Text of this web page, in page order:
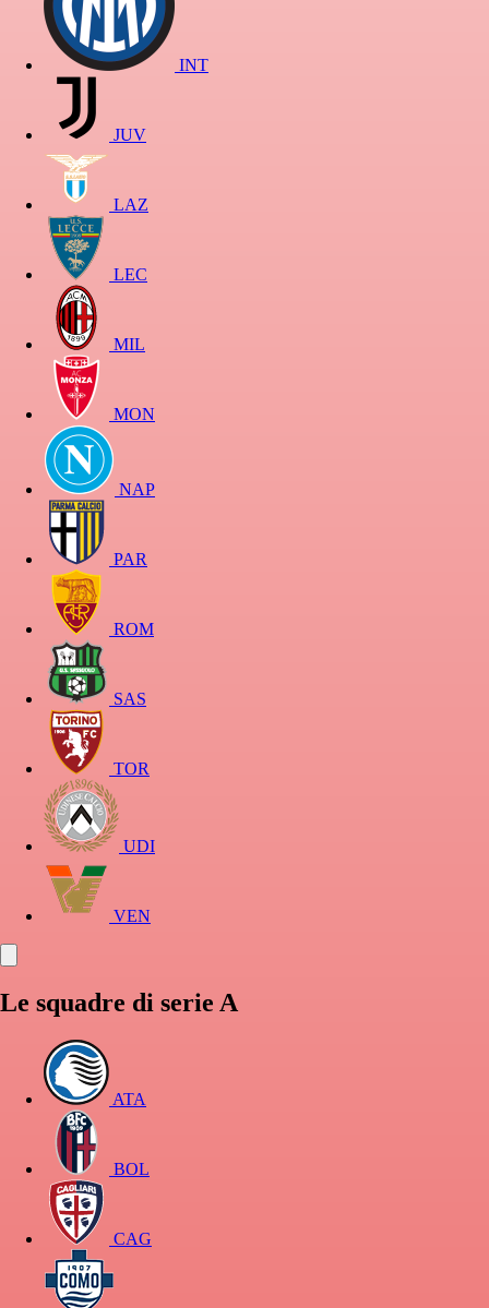
INT
JUV
LAZ
LEC
MIL
MON
NAP
PAR
ROM
SAS
TOR
UDI
VEN
Le squadre di serie A
ATA
BOL
CAG